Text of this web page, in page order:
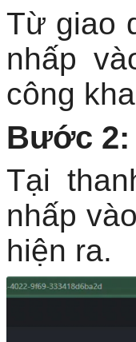
Từ giao
nhấp
công
Bước 2:
Tại
nhấp
hiện ra.